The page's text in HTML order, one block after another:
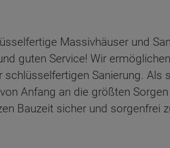
Massivhäuser und
guten Service! Wir
Sanierung. Als
Anfang an die größten
Bauzeit sicher und sorgenfrei